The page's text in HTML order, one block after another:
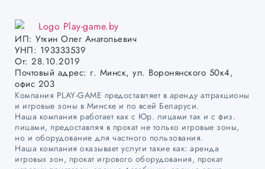
ИП: Уткин Олег Анатольевич
УНП: 193333539
От: 28.10.2019
Почтовый адрес: г. Минск, ул. Воронянского 50к4,
офис 203
Компания PLAY-GAME предоставляет в аренду аттракционы
и игровые зоны в Минске и по всей Беларуси.
Наша компания работает как с Юр. лицами так и с физ.
лицами, предоставляя в прокат не только игровые зоны,
но и оборудование для частного пользования.
Наша компания оказывает услуги такие как: аренда
игровых зон, прокат игрового оборудования, прокат